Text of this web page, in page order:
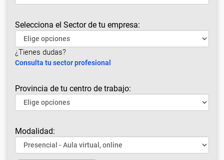
Selecciona el Sector de tu empresa:
¿Tienes dudas?
Consulta tu sector profesional
Provincia de tu centro de trabajo:
Modalidad: